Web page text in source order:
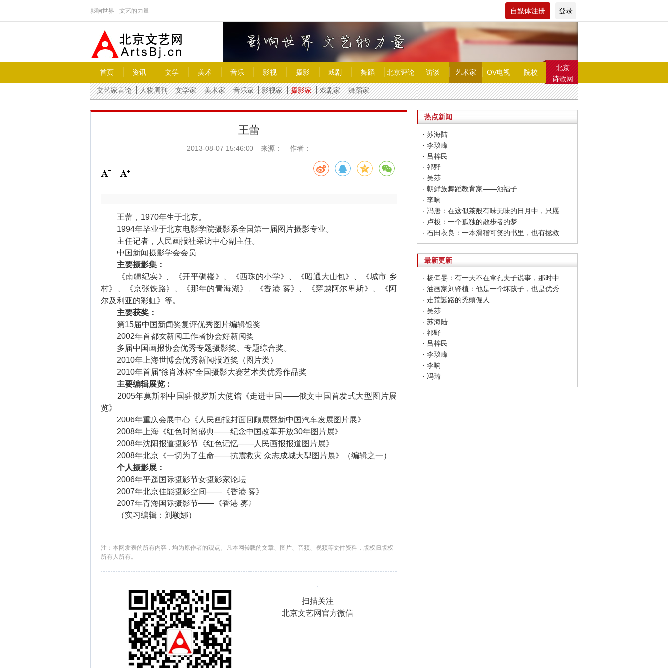
影响世界 - 文艺的力量 自媒体注册 登录
首页 资讯 文学 美术 音乐 影视 摄影 戏剧 舞蹈 北京评论 访谈 艺术家 OV电视 院校
北京
诗歌网
文艺家言论
人物周刊 文学家 美术家 音乐家 影视家 摄影家 戏剧家 舞蹈家
王蕾
2013-08-07 15:46:00 来源： 作者：
王蕾，1970年生于北京。
1994年毕业于北京电影学院摄影系全国第一届图片摄影专业。
主任记者，人民画报社采访中心副主任。
中国新闻摄影学会会员
主要摄影集：
《南疆纪实》、《开平碉楼》、《西珠的小学》、《昭通大山包》、《城市 乡
村》、《京张铁路》、《那年的青海湖》、《香港 雾》、《穿越阿尔卑斯》、《阿
尔及利亚的彩虹》等。
主要获奖：
第15届中国新闻奖复评优秀图片编辑银奖
2002年首都女新闻工作者协会好新闻奖
多届中国画报协会优秀专题摄影奖、专题综合奖。
2010年上海世博会优秀新闻报道奖（图片类）
2010年首届“徐肖冰杯”全国摄影大赛艺术类优秀作品奖
主要编辑展览：
2005年莫斯科中国驻俄罗斯大使馆《走进中国——俄文中国首发式大型图片展
览》
2006年重庆会展中心《人民画报封面回顾展暨新中国汽车发展图片展》
2008年上海《红色时尚盛典——纪念中国改革开放30年图片展》
2008年沈阳报道摄影节《红色记忆——人民画报报道图片展》
2008年北京《一切为了生命——抗震救灾 众志成城大型图片展》（编辑之一）
个人摄影展：
2006年平遥国际摄影节女摄影家论坛
2007年北京佳能摄影空间——《香港 雾》
2007年青海国际摄影节——《香港 雾》
（实习编辑：刘颖娜）
注：本网发表的所有内容，均为原作者的观点。凡本网转载的文章、图片、音频、视频等文件资料，版权归版权
所有人所有。
扫描关注
北京文艺网官方微信
热点新闻
· 苏海陆
· 李琰峰
· 吕梓民
· 祁野
· 吴莎
· 朝鲜族舞蹈教育家——池福子
· 李响
· 冯唐：在这似茶般有味无味的日月中，只愿你我间或有酒得进。
· 卢梭：一个孤独的散步者的梦
最新更新
· 走荒誕路的禿頭倔人
· 吴莎
· 苏海陆
· 祁野
· 吕梓民
· 李琰峰
· 李响
· 冯琦